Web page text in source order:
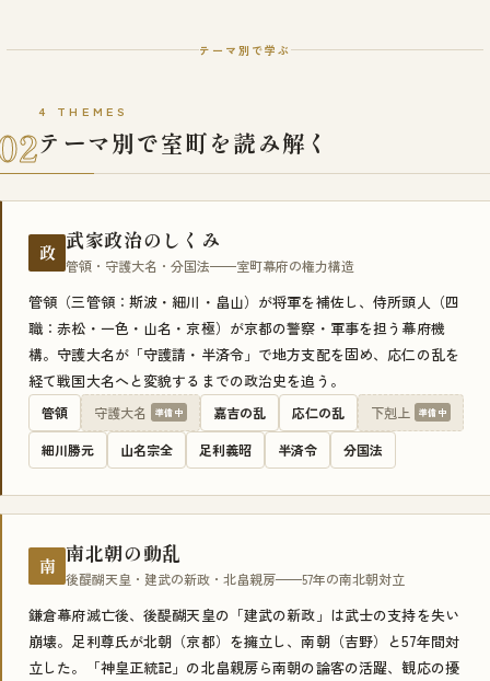
テーマ別で学ぶ
4 THEMES
テーマ別で室町を読み解く
政 武家政治のしくみ
管領・守護大名・分国法——室町幕府の権力構造
管領（三管領：斯波・細川・畠山）が将軍を補佐し、侍所頭人（四
職：赤松・一色・山名・京極）が京都の警察・軍事を担う幕府機
構。守護大名が「守護請・半済令」で地方支配を固め、応仁の乱を
経て戦国大名へと変貌するまでの政治史を追う。
管領 守護大名 準備中 嘉吉の乱 応仁の乱 下剋上 準備中
細川勝元 山名宗全 足利義昭 半済令 分国法
南 南北朝の動乱
後醍醐天皇・建武の新政・北畠親房——57年の南北朝対立
鎌倉幕府滅亡後、後醍醐天皇の「建武の新政」は武士の支持を失い
崩壊。足利尊氏が北朝（京都）を擁立し、南朝（吉野）と57年間対
立した。「神皇正統記」の北畠親房ら南朝の論客の活躍、観応の擾